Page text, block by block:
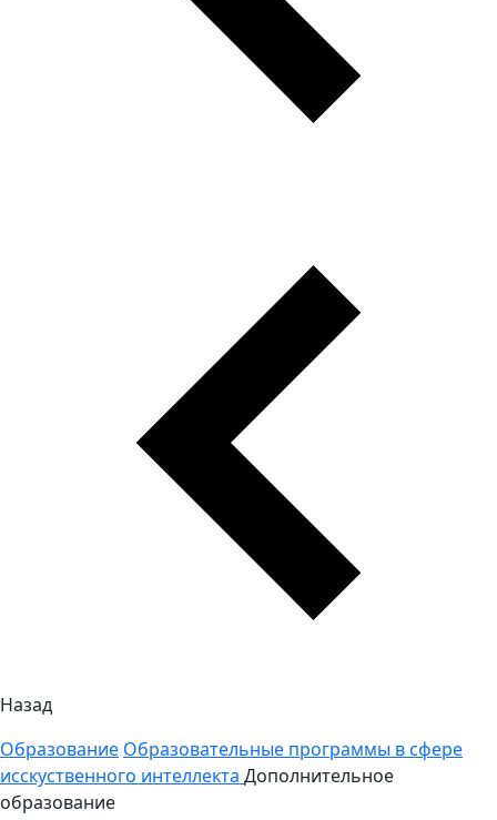
Назад
Образование Образовательные программы в сфере
исскуственного интеллекта Дополнительное
образование